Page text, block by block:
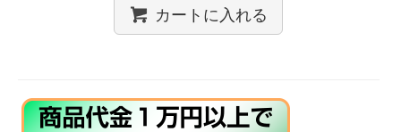
カートに入れる